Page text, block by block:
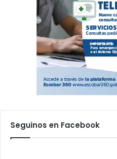
Seguinos en Facebook